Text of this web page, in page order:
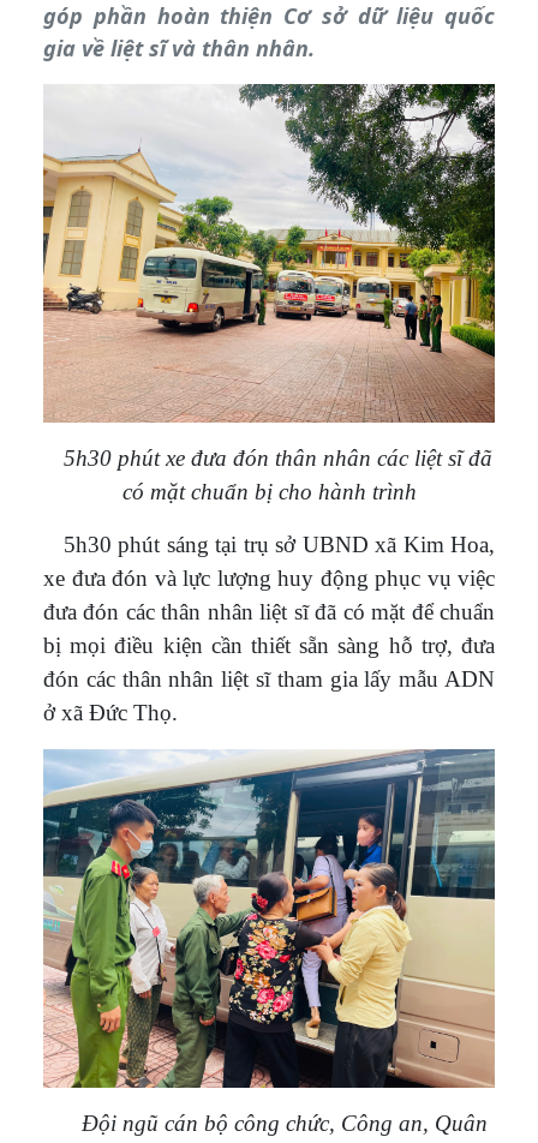
góp phần hoàn thiện Cơ sở dữ liệu quốc
gia về liệt sĩ và thân nhân.
5h30 phút xe đưa đón thân nhân các liệt sĩ đã
có mặt chuẩn bị cho hành trình
5h30 phút sáng tại trụ sở UBND xã Kim Hoa,
xe đưa đón và lực lượng huy động phục vụ việc
đưa đón các thân nhân liệt sĩ đã có mặt để chuẩn
bị mọi điều kiện cần thiết sẵn sàng hỗ trợ, đưa
đón các thân nhân liệt sĩ tham gia lấy mẫu ADN
ở xã Đức Thọ.
Đội ngũ cán bộ công chức, Công an, Quân